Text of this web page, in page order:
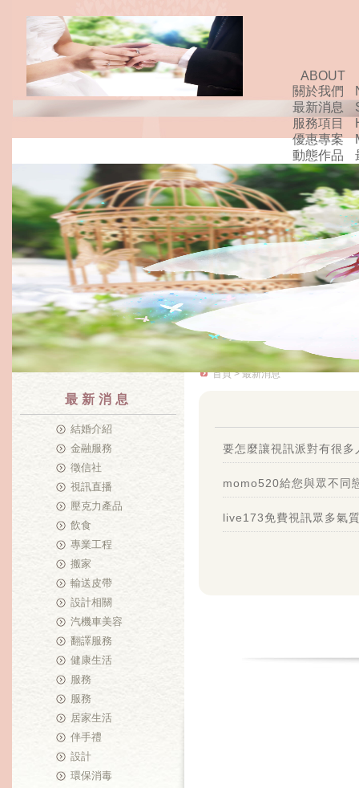
ABOUT
關於我們
最新消息
服務項目
優惠專案
動態作品
最新消息
結婚介紹
金融服務
徵信社
視訊直播
壓克力產品
飲食
專業工程
搬家
輸送皮帶
設計相關
汽機車美容
翻譯服務
健康生活
服務
服務
居家生活
伴手禮
設計
環保消毒
首頁> 最新消息
要怎麼讓視訊派對有很
momo520給您與眾不同
live173免費視訊眾多氣